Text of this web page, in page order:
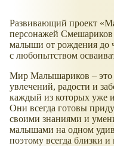
Развивающий проект
персонажей
малыши от рождения до
с любопытством
Мир Малышариков – это
увлечений, радости и
каждый из которых уже
Они всегда готовы
своими знаниями и
малышами на одном
поэтому всегда близки